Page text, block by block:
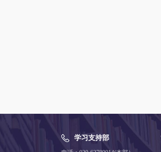
学习支持部